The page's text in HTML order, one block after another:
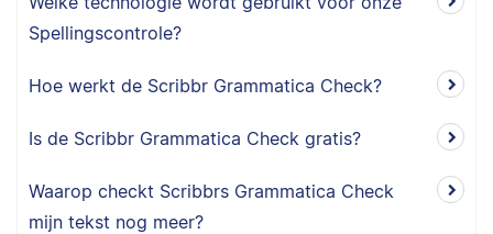
Spellingscontrole?
Hoe werkt de Scribbr Grammatica Check?
Is de Scribbr Grammatica Check gratis?
Waarop checkt Scribbrs Grammatica Check
mijn tekst nog meer?